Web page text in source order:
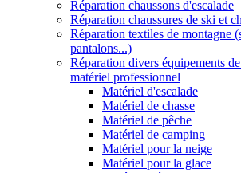
Réparation chaussons d'escalade
Réparation chaussures de ski et
Réparation textiles de montagne
pantalons...)
Réparation divers équipements
matériel professionnel
Matériel d'escalade
Matériel de chasse
Matériel de pêche
Matériel de camping
Matériel pour la neige
Matériel pour la glace